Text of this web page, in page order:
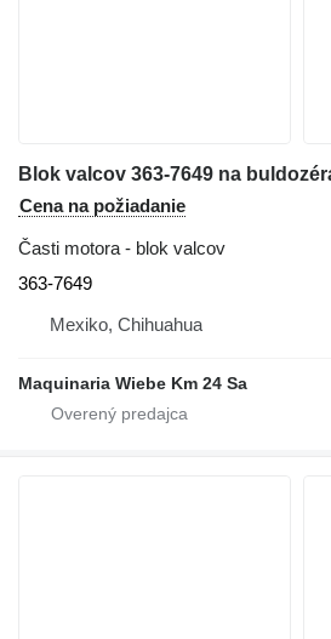
Blok valcov 363-7649 na
Cena na požiadanie
Časti motora - blok valcov
363-7649
Mexiko, Chihuahua
Maquinaria Wiebe Km 24 Sa